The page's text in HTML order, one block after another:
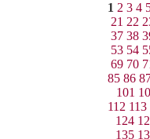
1 2 3 4
21 22
37 38
53 54
69 70
85 86
101
112 113
124
135